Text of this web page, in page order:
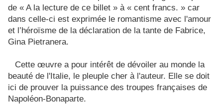
de « A la lecture de ce billet » à « cent francs. » car
dans celle-ci est exprimée le romantisme avec l'amour
et l’héroïsme de la déclaration de la tante de Fabrice,
Gina Pietranera.
Cette œuvre a pour intérêt de dévoiler au monde la
beauté de l'Italie, le pleuple cher à l'auteur. Elle se doit
ici de prouver la puissance des troupes françaises de
Napoléon-Bonaparte.